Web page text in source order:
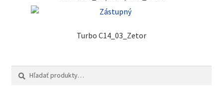
Turbo C14_03_Zetor
Hľadať:
Vyhľadávanie